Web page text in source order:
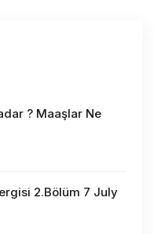
? Maaşlar Ne
2.Bölüm 7 July